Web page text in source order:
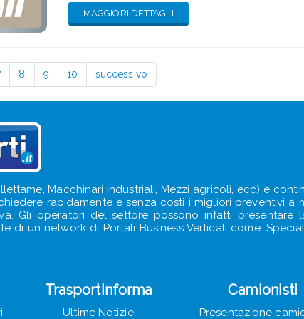
MAGGIORI DETTAGLI
8 9 10 successivo
Macchinari industriali, Mezzi agricoli, ecc) e
rapidamente e senza costi i migliori preventivi a
Gli operatori del settore possono infatti presentare
un network di Portali Business Verticali come:
TrasportInforma
Ultime Notizie
Camionisti
Presentazione